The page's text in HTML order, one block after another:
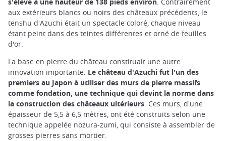
aux extérieurs blancs ou noirs des châteaux précédents, le
tenshu d'Azuchi était un spectacle coloré, chaque niveau
étant peint dans des teintes différentes et orné de feuilles
d'or.
La base en pierre du château constituait une autre
innovation importante. Le château d'Azuchi fut l'un des
premiers au Japon à utiliser des murs de pierre massifs
comme fondation, une technique qui devint la norme dans
la construction des châteaux ultérieurs. Ces murs, d'une
épaisseur de 5,5 à 6,5 mètres, ont été construits selon une
technique appelée nozura-zumi, qui consiste à assembler de
grosses pierres sans mortier.